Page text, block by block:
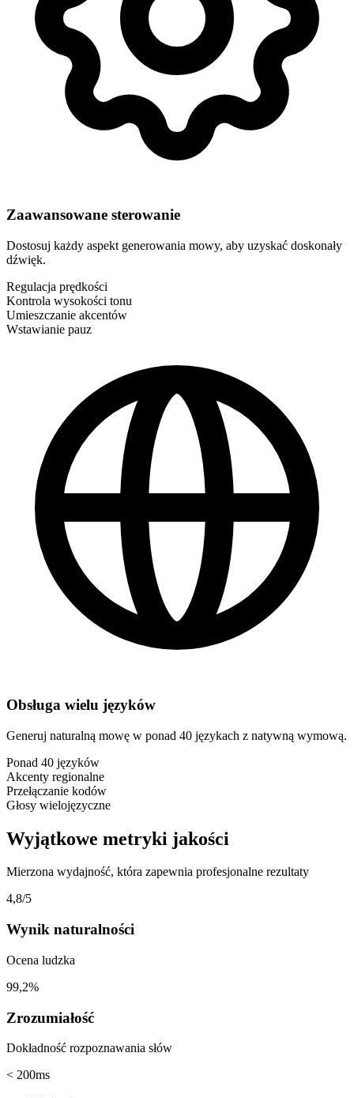
Zaawansowane sterowanie
Dostosuj każdy aspekt generowania mowy, aby uzyskać doskonały
dźwięk.
Regulacja prędkości
Kontrola wysokości tonu
Umieszczanie akcentów
Wstawianie pauz
Obsługa wielu języków
Generuj naturalną mowę w ponad 40 językach z natywną wymową.
Ponad 40 języków
Akcenty regionalne
Przełączanie kodów
Głosy wielojęzyczne
Wyjątkowe metryki jakości
Mierzona wydajność, która zapewnia profesjonalne rezultaty
4,8/5
Wynik naturalności
Ocena ludzka
99,2%
Zrozumiałość
Dokładność rozpoznawania słów
< 200ms